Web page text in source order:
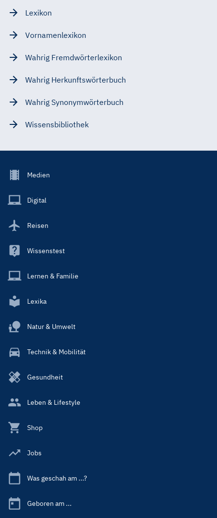
Lexikon
Vornamenlexikon
Wahrig Fremdwörterlexikon
Wahrig Herkunftswörterbuch
Wahrig Synonymwörterbuch
Wissensbibliothek
Footer
Main
Medien
Digital
Reisen
Wissenstest
Lernen & Familie
Lexika
Natur & Umwelt
Technik & Mobilität
Gesundheit
Leben & Lifestyle
Shop
Jobs
Was geschah am ...?
Geboren am ...